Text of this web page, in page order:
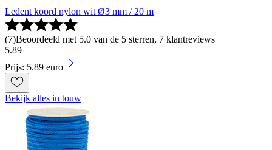
Ledent koord nylon wit Ø3 mm / 20 m
(7)Beoordeeld met 5.0 van de 5 sterren, 7 klantreviews
5.89
Prijs: 5.89 euro
Bekijk alles in touw